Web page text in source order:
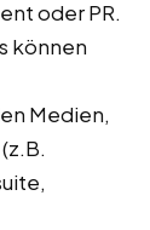
oder PR.
können
Medien,